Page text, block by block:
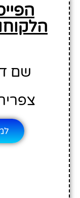
שם
צפרירים 1 -